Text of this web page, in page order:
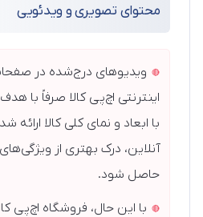
محتوای تصویری و ویدئویی
ویدیوهای درج‌شده در
اینترنتی اچ‌پی کالا صرفاً با
با ابعاد و نمای کلی کالا ارائه
آنلاین، درک بهتری از
حاصل شود.
با این حال، فروشگاه اچ‌پی